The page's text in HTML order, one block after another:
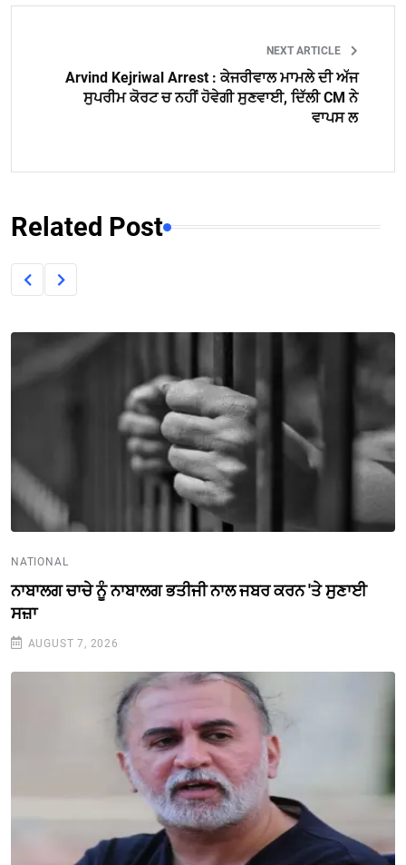
NEXT ARTICLE
Arvind Kejriwal Arrest : ਕੇਜਰੀਵਾਲ ਮਾਮਲੇ ਦੀ ਅੱਜ
ਸੁਪਰੀਮ ਕੋਰਟ ਚ ਨਹੀਂ ਹੋਵੇਗੀ ਸੁਣਵਾਈ, ਦਿੱਲੀ CM ਨੇ
ਵਾਪਸ ਲ
Related Post
NATIONAL
ਨਾਬਾਲਗ ਚਾਚੇ ਨੂੰ ਨਾਬਾਲਗ ਭਤੀਜੀ ਨਾਲ ਜਬਰ ਕਰਨ 'ਤੇ ਸੁਣਾਈ
ਸਜ਼ਾ
AUGUST 7, 2026